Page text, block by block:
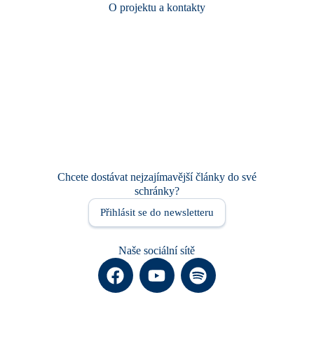
O projektu a kontakty
Chcete dostávat nejzajímavější články do své
schránky?
Přihlásit se do newsletteru
Naše sociální sítě